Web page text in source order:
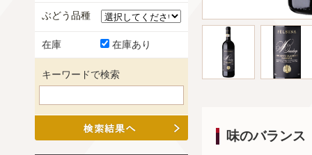
味のバランス
ぶどう品種
在庫 在庫あり
キーワードで検索